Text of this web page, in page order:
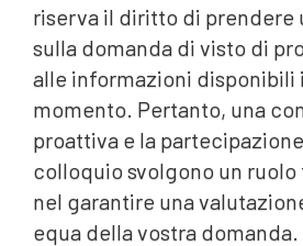
riserva il diritto di prendere
sulla domanda di visto di
alle informazioni disponibili
momento. Pertanto, una
proattiva e la
colloquio svolgono un
nel garantire una
equa della vostra domanda.